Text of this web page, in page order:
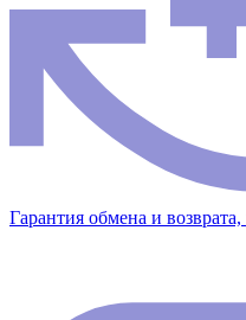
Гарантия обмена и